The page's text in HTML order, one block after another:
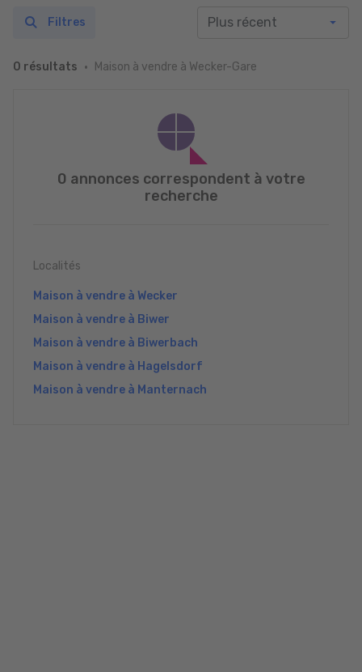
0 résultats Maison à vendre à Wecker-Gare
Filtres
0 annonces correspondent à votre
recherche
Localités
Maison à vendre à Wecker
Maison à vendre à Biwer
Maison à vendre à Biwerbach
Maison à vendre à Hagelsdorf
Maison à vendre à Manternach